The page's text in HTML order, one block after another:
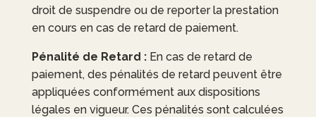
droit de suspendre ou de reporter la prestation
en cours en cas de retard de paiement.
Pénalité de Retard :En cas de retard de
paiement, des pénalités de retard peuvent être
appliquées conformément aux dispositions
légales en vigueur. Ces pénalités sont calculées